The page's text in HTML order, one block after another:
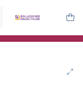
aulas, terapeutas y